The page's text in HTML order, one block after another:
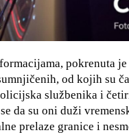
pokrenuta je
od kojih su
službenika i
da su oni duži
prelaze granice i